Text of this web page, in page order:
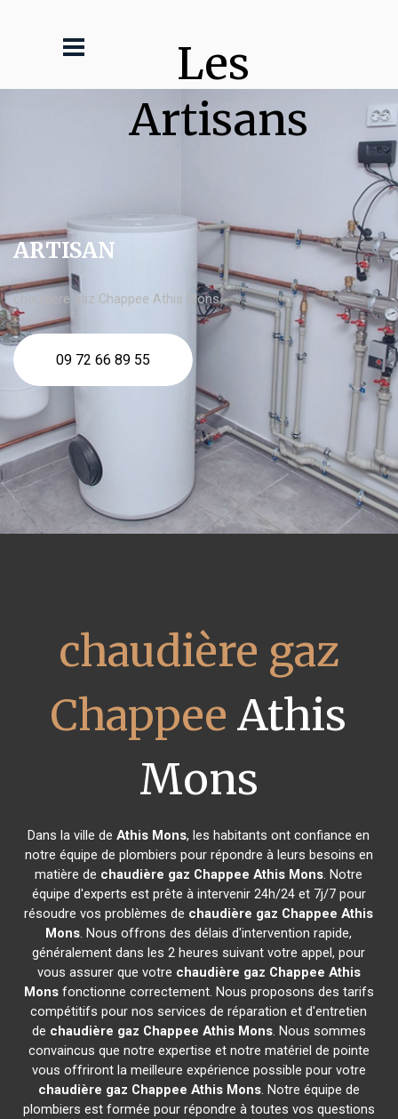
Les
Artisans
ARTISAN
chaudière gaz Chappee Athis Mons
09 72 66 89 55
chaudière gaz
Chappee Athis
Mons
Dans la ville deAthis Mons, les habitants ont confiance en
notre équipe de plombiers pour répondre à leurs besoins en
matière de chaudière gaz Chappee Athis Mons. Notre
équipe d'experts est prête à intervenir 24h/24 et 7j/7 pour
résoudre vos problèmes de chaudière gaz Chappee Athis
Mons. Nous offrons des délais d'intervention rapide,
généralement dans les 2 heures suivant votre appel, pour
vous assurer que votre chaudière gaz Chappee Athis
Monsfonctionne correctement. Nous proposons des tarifs
compétitifs pour nos services de réparation et d'entretien
de chaudière gaz Chappee Athis Mons. Nous sommes
convaincus que notre expertise et notre matériel de pointe
vous offriront la meilleure expérience possible pour votre
chaudière gaz Chappee Athis Mons. Notre équipe de
plombiers est formée pour répondre à toutes vos questions